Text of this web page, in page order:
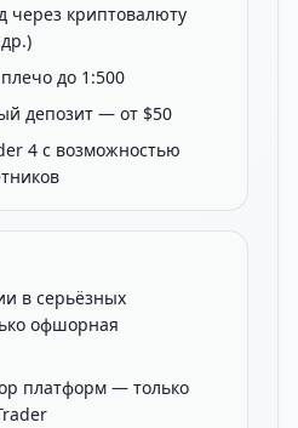
через криптовалюту
до 1:500
депозит — от $50
4 с возможностью
в серьёзных
офшорная
платформ — только